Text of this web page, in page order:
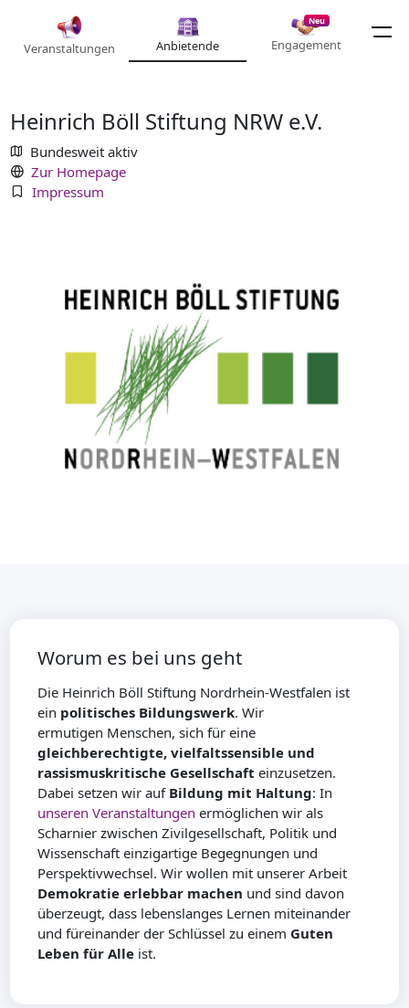
Veranstaltungen Anbietende
Neu
Engagement
Heinrich Böll Stiftung NRW e.V.
Bundesweit aktiv
Zur Homepage
Impressum
Worum es bei uns geht
Die Heinrich Böll Stiftung Nordrhein-Westfalen ist
ein politisches Bildungswerk. Wir
ermutigen Menschen, sich für eine
gleichberechtigte, vielfaltssensible und
rassismuskritische Gesellschaft einzusetzen.
Dabei setzen wir auf Bildung mit Haltung: In
unseren Veranstaltungen ermöglichen wir als
Scharnier zwischen Zivilgesellschaft, Politik und
Wissenschaft einzigartige Begegnungen und
Perspektivwechsel. Wir wollen mit unserer Arbeit
Demokratie erlebbar machen und sind davon
überzeugt, dass lebenslanges Lernen miteinander
und füreinander der Schlüssel zu einem Guten
Leben für Alle ist.